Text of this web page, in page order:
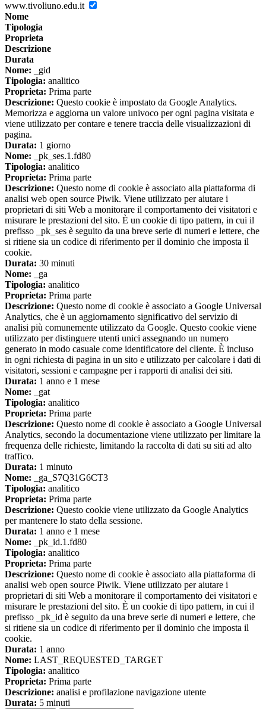
www.tivoliuno.edu.it
Nome
Tipologia
Proprieta
Descrizione
Durata
Nome: _gid
Tipologia: analitico
Proprieta: Prima parte
Descrizione: Questo cookie è impostato da Google Analytics.
Memorizza e aggiorna un valore univoco per ogni pagina visitata e
viene utilizzato per contare e tenere traccia delle visualizzazioni di
pagina.
Durata: 1 giorno
Nome: _pk_ses.1.fd80
Tipologia: analitico
Proprieta: Prima parte
Descrizione: Questo nome di cookie è associato alla piattaforma di
analisi web open source Piwik. Viene utilizzato per aiutare i
proprietari di siti Web a monitorare il comportamento dei visitatori e
misurare le prestazioni del sito. È un cookie di tipo pattern, in cui il
prefisso _pk_ses è seguito da una breve serie di numeri e lettere, che
si ritiene sia un codice di riferimento per il dominio che imposta il
cookie.
Durata: 30 minuti
Nome: _ga
Tipologia: analitico
Proprieta: Prima parte
Descrizione: Questo nome di cookie è associato a Google Universal
Analytics, che è un aggiornamento significativo del servizio di
analisi più comunemente utilizzato da Google. Questo cookie viene
utilizzato per distinguere utenti unici assegnando un numero
generato in modo casuale come identificatore del cliente. È incluso
in ogni richiesta di pagina in un sito e utilizzato per calcolare i dati di
visitatori, sessioni e campagne per i rapporti di analisi dei siti.
Durata: 1 anno e 1 mese
Nome: _gat
Tipologia: analitico
Proprieta: Prima parte
Descrizione: Questo nome di cookie è associato a Google Universal
Analytics, secondo la documentazione viene utilizzato per limitare la
frequenza delle richieste, limitando la raccolta di dati su siti ad alto
traffico.
Durata: 1 minuto
Nome: _ga_S7Q31G6CT3
Tipologia: analitico
Proprieta: Prima parte
Descrizione: Questo cookie viene utilizzato da Google Analytics
per mantenere lo stato della sessione.
Durata: 1 anno e 1 mese
Nome: _pk_id.1.fd80
Tipologia: analitico
Proprieta: Prima parte
Descrizione: Questo nome di cookie è associato alla piattaforma di
analisi web open source Piwik. Viene utilizzato per aiutare i
proprietari di siti Web a monitorare il comportamento dei visitatori e
misurare le prestazioni del sito. È un cookie di tipo pattern, in cui il
prefisso _pk_id è seguito da una breve serie di numeri e lettere, che
si ritiene sia un codice di riferimento per il dominio che imposta il
cookie.
Durata: 1 anno
Nome: LAST_REQUESTED_TARGET
Tipologia: analitico
Proprieta: Prima parte
Descrizione: analisi e profilazione navigazione utente
Durata: 5 minuti